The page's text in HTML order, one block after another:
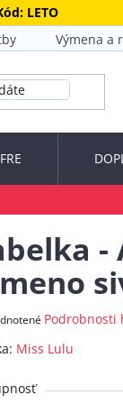
LETO
Výmena a
-
Podrobnosti
Miss Lulu